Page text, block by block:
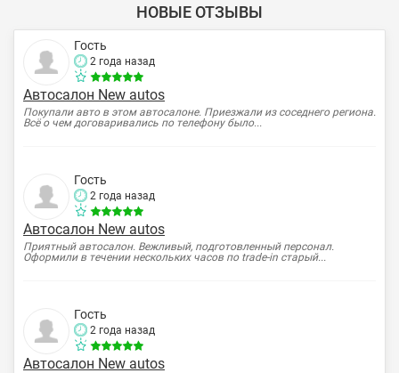
НОВЫЕ ОТЗЫВЫ
Гость
2 года назад
Автосалон New autos
Покупали авто в этом автосалоне. Приезжали из соседнего региона.
Всё о чем договаривались по телефону было...
Гость
2 года назад
Автосалон New autos
Приятный автосалон. Вежливый, подготовленный персонал.
Оформили в течении нескольких часов по trade-in старый...
Гость
2 года назад
Автосалон New autos